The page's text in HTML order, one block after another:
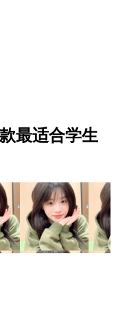
最适合学生